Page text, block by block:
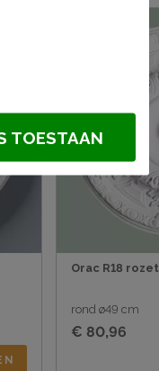
Orac R18 rozet
rond ø49 cm
€ 80,96
TOESTAAN